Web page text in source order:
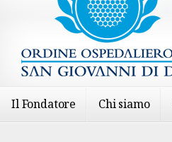
Il Fondatore Chi siamo